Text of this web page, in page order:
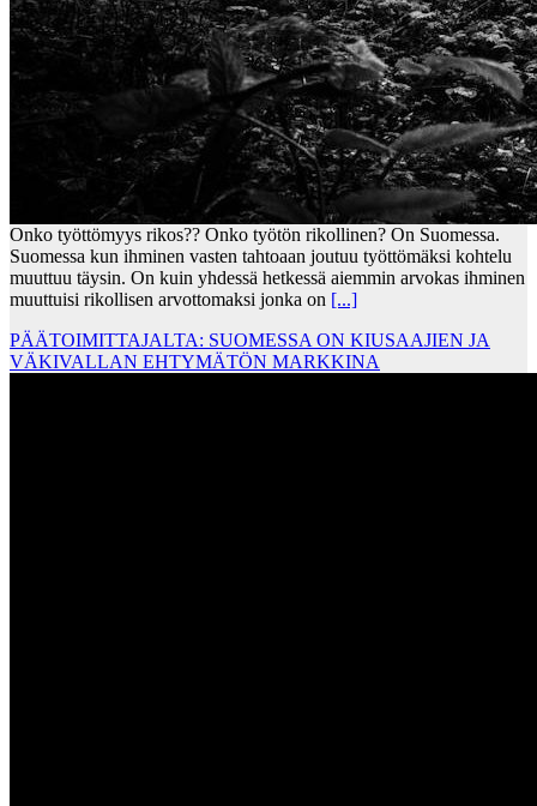
Onko työttömyys rikos?? Onko työtön rikollinen? On Suomessa.
Suomessa kun ihminen vasten tahtoaan joutuu työttömäksi kohtelu
muuttuu täysin. On kuin yhdessä hetkessä aiemmin arvokas ihminen
muuttuisi rikollisen arvottomaksi jonka on [...]
PÄÄTOIMITTAJALTA: SUOMESSA ON KIUSAAJIEN JA
VÄKIVALLAN EHTYMÄTÖN MARKKINA